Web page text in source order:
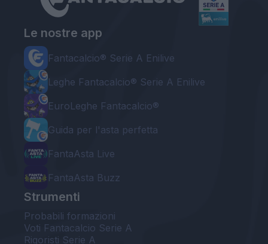
Le nostre app
Fantacalcio® Serie A Enilive
Leghe Fantacalcio® Serie A Enilive
EuroLeghe Fantacalcio®
Guida per l'asta perfetta
FantaAsta Live
FantaAsta Buzz
Strumenti
Probabili formazioni
Voti Fantacalcio Serie A
Rigoristi Serie A